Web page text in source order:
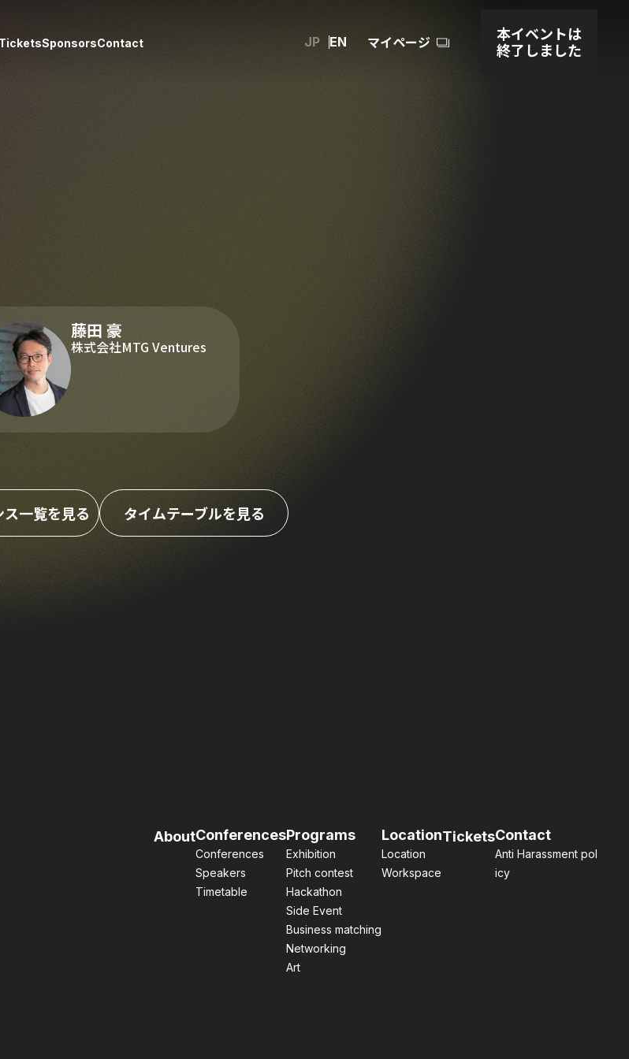
藤田 豪
株式会社MTG Ventures
一覧を見る タイムテーブルを見る
AboutConferences
Conferences
Speakers
Timetable
Programs
Exhibition
Pitch contest
Hackathon
Side Event
Business matching
Networking
Art
Location
Location
Workspace
TicketsContact
Anti Harassment pol
icy
TicketsSponsorsContact EN
JP
本イベントは
終了しました
マイページ